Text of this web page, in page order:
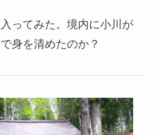
ってみた。境内に小川が
身を清めたのか？